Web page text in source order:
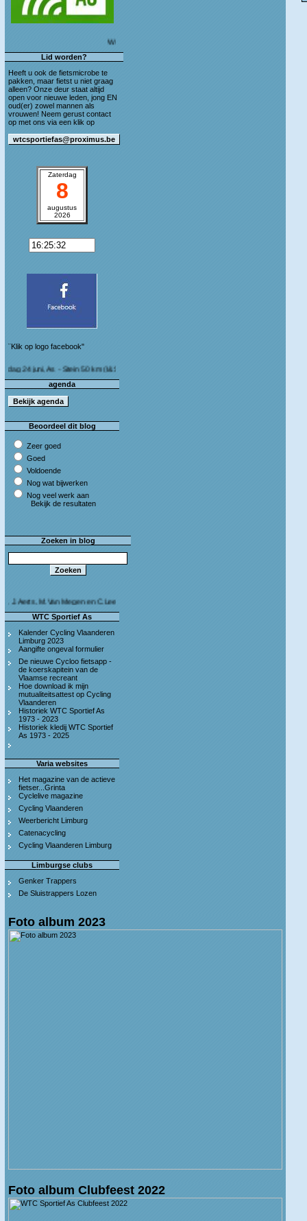
Welkom op de blog van WTC Sportief As!
Lid worden?
Heeft u ook de fietsmicrobe te
pakken, maar fietst u niet graag
alleen? Onze deur staat altijd
open voor nieuwe leden, jong EN
oud(er) zowel mannen als
vrouwen! Neem gerust contact
op met ons via een klik op
Zaterdag
8
augustus
2026
¨Klik op logo facebook"
As - Stein 50 km (I&S 9u - 10u30) Café Bij die van ons As
agenda
Beoordeel dit blog
Zeer goed
Goed
Voldoende
Nog wat bijwerken
Nog veel werk aan
Bekijk de resultaten
Zoeken in blog
M.Van Megen en C.Leeman - Van harte proficiat!
WTC Sportief As
Kalender Cycling Vlaanderen
Limburg 2023
Aangifte ongeval formulier
De nieuwe Cycloo fietsapp -
de koerskapitein van de
Vlaamse recreant
Hoe download ik mijn
mutualiteitsattest op Cycling
Vlaanderen
Historiek WTC Sportief As
1973 - 2023
Historiek kledij WTC Sportief
As 1973 - 2025
Varia websites
Het magazine van de actieve
fietser...Grinta
Cyclelive magazine
Cycling Vlaanderen
Weerbericht Limburg
Catenacycling
Cycling Vlaanderen Limburg
Limburgse clubs
Genker Trappers
De Sluistrappers Lozen
Foto album 2023
Foto album Clubfeest 2022